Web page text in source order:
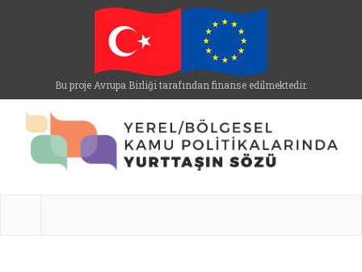
Bu proje Avrupa Birliği tarafından finanse edilmektedir.